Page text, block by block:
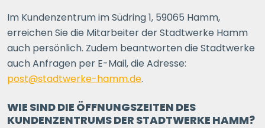
Im Kundenzentrum im Südring 1, 59065 Hamm,
erreichen Sie die Mitarbeiter der Stadtwerke Hamm
auch persönlich. Zudem beantworten die Stadtwerke
auch Anfragen per E-Mail, die Adresse:
post@stadtwerke-hamm.de.
WIE SIND DIE ÖFFNUNGSZEITEN DES
KUNDENZENTRUMS DER STADTWERKE HAMM?